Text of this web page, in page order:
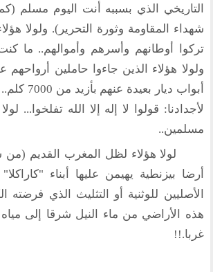
اتصل بنا
أرسل لنا
ارسل مقالآ
إنجليزية
التاريخي الذي بسببه أنت اليوم مسلم
شهداء المقاومة وثورة التحرير). ولولا
تركوا أوطانهم وأسرهم وأموالهم.. ما
ولولا هؤلاء الذين جاءوا حاملين
أبواب ديار
لأجدادنا: قولوا لا إله إلا الله تفلخوا...
مسلمين..
لولا هؤلاء لظل المغرب القديم
أرضا بيزنطية يهيمن عليها أبناء
الأصليين للوثنية أو التثليث الذي
هذه الأراضي من ماء النيل شرقا إلى
غربا.!!